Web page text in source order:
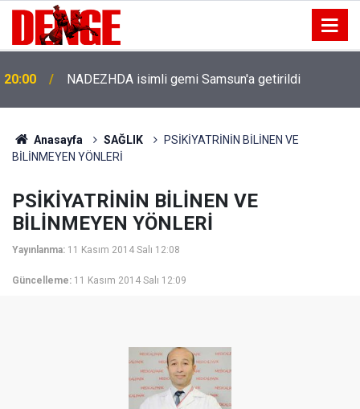
20:00 NADEZHDA isimli gemi Samsun'a getirildi
Anasayfa SAĞLIK
PSİKİYATRİNİN BİLİNEN VE
BİLİNMEYEN YÖNLERİ
PSİKİYATRİNİN BİLİNEN VE
BİLİNMEYEN YÖNLERİ
Yayınlanma: 11 Kasım 2014 Salı 12:08
Güncelleme: 11 Kasım 2014 Salı 12:09